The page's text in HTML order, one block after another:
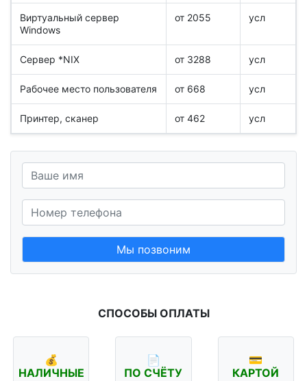
Виртуальный сервер
Windows
от 2055 усл
Сервер *NIX от 3288 усл
Рабочее место пользователя от 668 усл
Принтер, сканер от 462 усл
Мы позвоним
СПОСОБЫ ОПЛАТЫ
💰
НАЛИЧНЫЕ
📄
ПО СЧЁТУ
💳
КАРТОЙ